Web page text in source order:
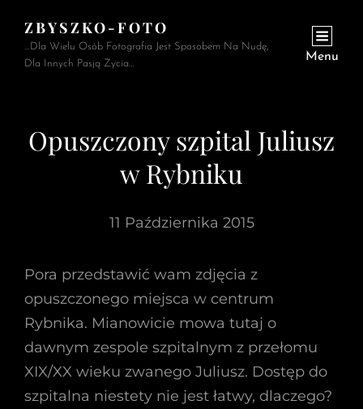
ZBYSZKO-FOTO
…Dla Wielu Osób Fotografia Jest Sposobem Na Nudę,
Dla Innych Pasją Życia…
Menu
Opuszczony szpital Juliusz
w Rybniku
11 Października 2015
Pora przedstawić wam zdjęcia z
opuszczonego miejsca w centrum
Rybnika. Mianowicie mowa tutaj o
dawnym zespole szpitalnym z przełomu
XIX/XX wieku zwanego Juliusz. Dostęp do
szpitalna niestety nie jest łatwy, dlaczego?